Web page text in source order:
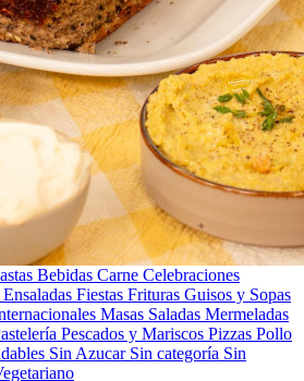
Bebidas Carne Celebraciones
Ensaladas Fiestas Frituras Guisos y Sopas
Masas Saladas Mermeladas
Pescados y Mariscos Pizzas Pollo
Sin Azucar Sin categoría Sin